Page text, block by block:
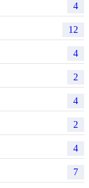
4
12
4
2
4
2
4
7